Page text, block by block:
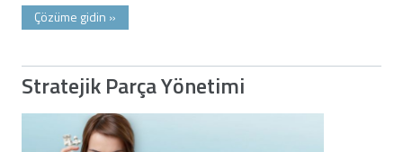
Çözüme gidin »
Stratejik Parça Yönetimi